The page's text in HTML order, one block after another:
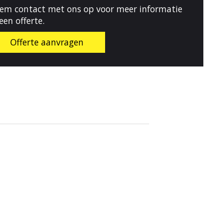
contact met ons op voor meer informatie
offerte.
Offerte aanvragen